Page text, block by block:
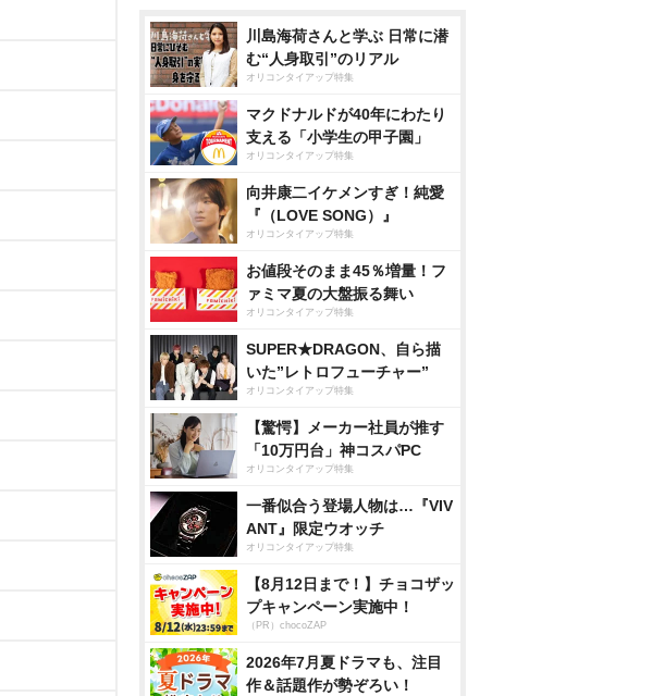
川島海荷さんと学ぶ 日常に潜
む“人身取引”のリアル
オリコンタイアップ特集
マクドナルドが40年にわたり
支える「小学生の甲子園」
オリコンタイアップ特集
向井康二イケメンすぎ！純愛
『（LOVE SONG）』
オリコンタイアップ特集
お値段そのまま45％増量！フ
ァミマ夏の大盤振る舞い
オリコンタイアップ特集
SUPER★DRAGON、自ら描
いた”レトロフューチャー”
オリコンタイアップ特集
【驚愕】メーカー社員が推す
「10万円台」神コスパPC
オリコンタイアップ特集
一番似合う登場人物は…『VIV
ANT』限定ウオッチ
オリコンタイアップ特集
【8月12日まで！】チョコザッ
プキャンペーン実施中！
（PR）chocoZAP
2026年7月夏ドラマも、注目
作＆話題作が勢ぞろい！